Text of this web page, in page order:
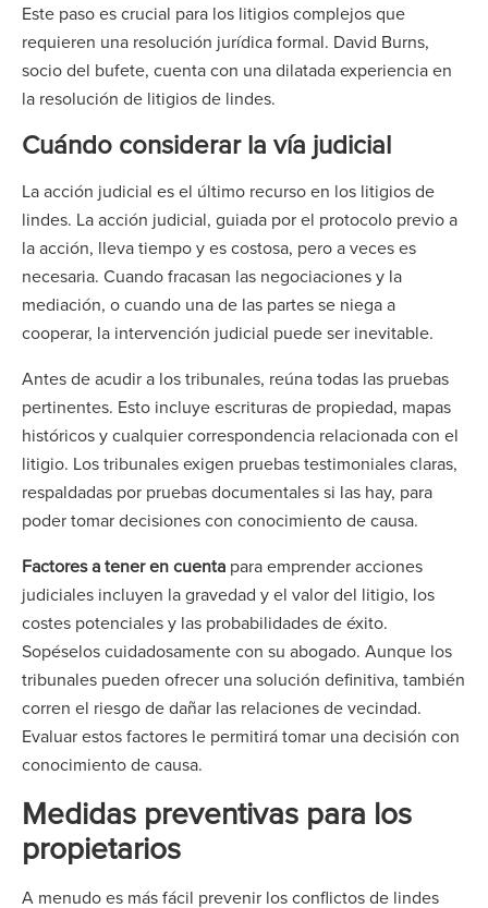
Este paso es crucial para los litigios complejos que
requieren una resolución jurídica formal. David Burns,
socio del bufete, cuenta con una dilatada experiencia en
la resolución de litigios de lindes.
Cuándo considerar la vía judicial
La acción judicial es el último recurso en los litigios de
lindes. La acción judicial, guiada por el protocolo previo a
la acción, lleva tiempo y es costosa, pero a veces es
necesaria. Cuando fracasan las negociaciones y la
mediación, o cuando una de las partes se niega a
cooperar, la intervención judicial puede ser inevitable.
Antes de acudir a los tribunales, reúna todas las pruebas
pertinentes. Esto incluye escrituras de propiedad, mapas
históricos y cualquier correspondencia relacionada con el
litigio. Los tribunales exigen pruebas testimoniales claras,
respaldadas por pruebas documentales si las hay, para
poder tomar decisiones con conocimiento de causa.
Factores a tener en cuenta para emprender acciones
judiciales incluyen la gravedad y el valor del litigio, los
costes potenciales y las probabilidades de éxito.
Sopéselos cuidadosamente con su abogado. Aunque los
tribunales pueden ofrecer una solución definitiva, también
corren el riesgo de dañar las relaciones de vecindad.
Evaluar estos factores le permitirá tomar una decisión con
conocimiento de causa.
Medidas preventivas para los
propietarios
A menudo es más fácil prevenir los conflictos de lindes